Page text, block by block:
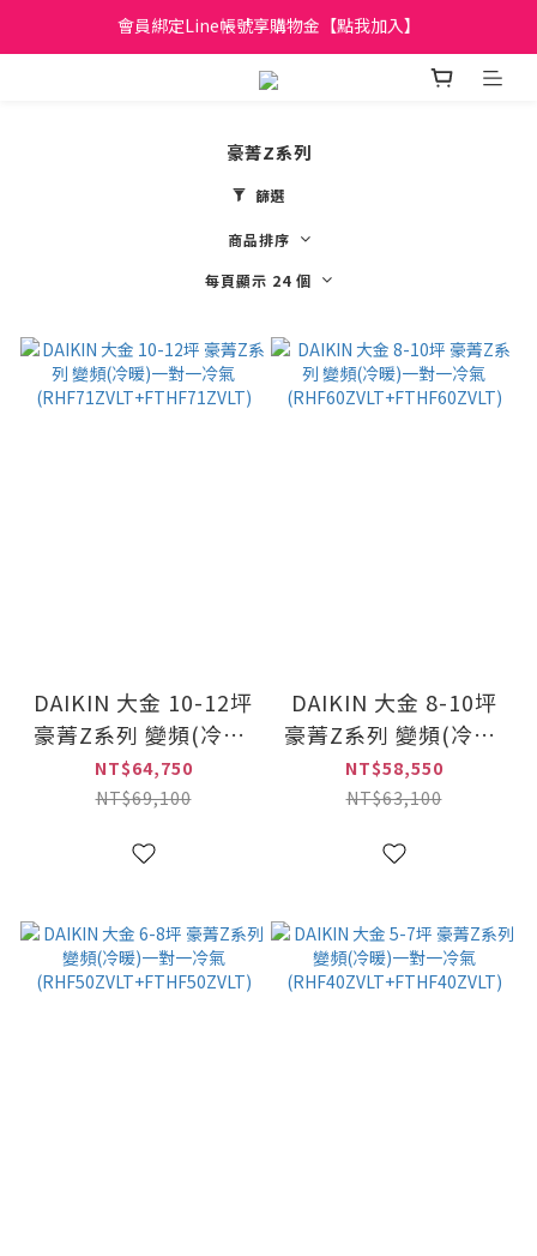
日立家電、國際牌 原廠管制價格 私訊優惠價
全館滿299元免運
豪菁Z系列
篩選
商品排序
每頁顯示 24 個
DAIKIN 大金 10-12坪
豪菁Z系列 變頻(冷暖)
一對一冷氣
(RHF71ZVLT+FTHF71ZVLT)
NT$64,750
NT$69,100
DAIKIN 大金 8-10坪
豪菁Z系列 變頻(冷暖)
一對一冷氣
NT$58,550
NT$63,100